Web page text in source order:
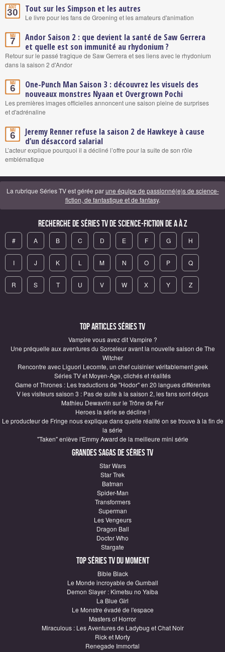
Août
30 Tout sur les Simpson et les autres
Le livre pour les fans de Groening et les amateurs d'animation
Mai
7
Andor Saison 2 : que devient la santé de Saw Gerrera
et quelle est son immunité au rhydonium ?
Retour sur le passé tragique de Saw Gerrera et ses liens avec le rhydonium
dans la saison 2 d'Andor
Mai
6
One-Punch Man Saison 3 : découvrez les visuels des
nouveaux monstres Nyaan et Overgrown Pochi
Les premières images officielles annoncent une saison pleine de surprises
et d'adrénaline
Mai
6
Jeremy Renner refuse la saison 2 de Hawkeye à cause
d’un désaccord salarial
L’acteur explique pourquoi il a décliné l’offre pour la suite de son rôle
emblématique
La rubrique Séries TV est gérée parune équipe de passionné(e)s de science-
fiction, de fantastique et de fantasy.
Recherche de Séries TV de science-fiction de A à Z
# A B C D E F G H
I J K L M N O P Q
R S T U V W X Y Z
Top articles Séries TV
Vampire vous avez dit Vampire ?
Une préquelle aux aventures du Sorceleur avant la nouvelle saison de The
Witcher
Rencontre avec Liguori Lecomte, un chef cuisinier véritablement geek
Séries TV et Moyen-Age, clichés et réalités
Game of Thrones : Les traductions de "Hodor" en 20 langues différentes
V les visiteurs saison 3 : Pas de suite à la saison 2, les fans sont déçus
Mathieu Dewavrin sur le Trône de Fer
Heroes la série se décline !
Le producteur de Fringe nous explique dans quelle réalité on se trouve à la fin de
la série
"Taken" enlève l'Emmy Award de la meilleure mini série
Grandes sagas de Séries TV
Star Wars
Star Trek
Batman
Spider-Man
Transformers
Superman
Les Vengeurs
Dragon Ball
Doctor Who
Stargate
Top Séries TV du moment
Bible Black
Le Monde incroyable de Gumball
Demon Slayer : Kimetsu no Yaiba
La Blue Girl
Le Monstre évadé de l'espace
Masters of Horror
Miraculous : Les Aventures de Ladybug et Chat Noir
Rick et Morty
Renegade Immortal